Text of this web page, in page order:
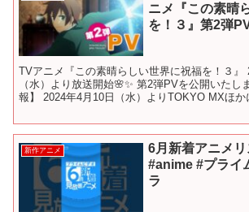
ニメ『この素晴
を！３』第2弾
TVアニメ『この素晴らしい世界に祝福を！３』
（水）より放送開始🌸✨ 第2弾PVを公開いたし
報】 2024年4月10日（水）よりTOKYO MXほ
新作アニメ
6月新着アニメ
#anime #プライ
ラ